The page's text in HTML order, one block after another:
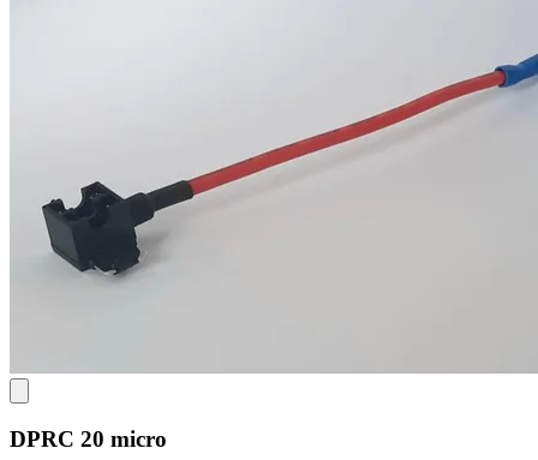
DPRC 20 micro